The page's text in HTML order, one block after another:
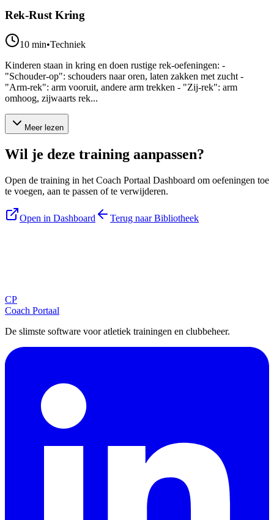
Rek-Rust Kring
10 min•Techniek
Kinderen staan in kring en doen rustige rek-oefeningen: -
"Schouder-op": schouders naar oren, laten zakken met zucht -
"Arm-rek": arm vooruit, andere arm trekken - "Zij-rek": arm
omhoog, zijwaarts rek...
Meer lezen
Wil je deze training aanpassen?
Open de training in het Coach Portaal Dashboard om oefeningen toe
te voegen, aan te passen of te verwijderen.
Open in Dashboard Terug naar Bibliotheek
CP
Coach Portaal
De slimste software voor atletiek trainingen en clubbeheer.